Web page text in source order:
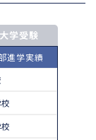
大学受験
進学実績